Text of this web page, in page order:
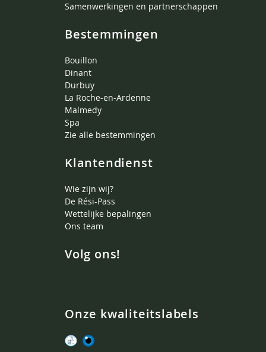
Samenwerkingen en partnerschappen
Bestemmingen
Bouillon
Dinant
Durbuy
La Roche-en-Ardenne
Malmedy
Spa
Zie alle bestemmingen
Klantendienst
Wie zijn wij?
De Rési-Pass
Wettelijke bepalingen
Ons team
Volg ons!
Onze kwaliteitslabels